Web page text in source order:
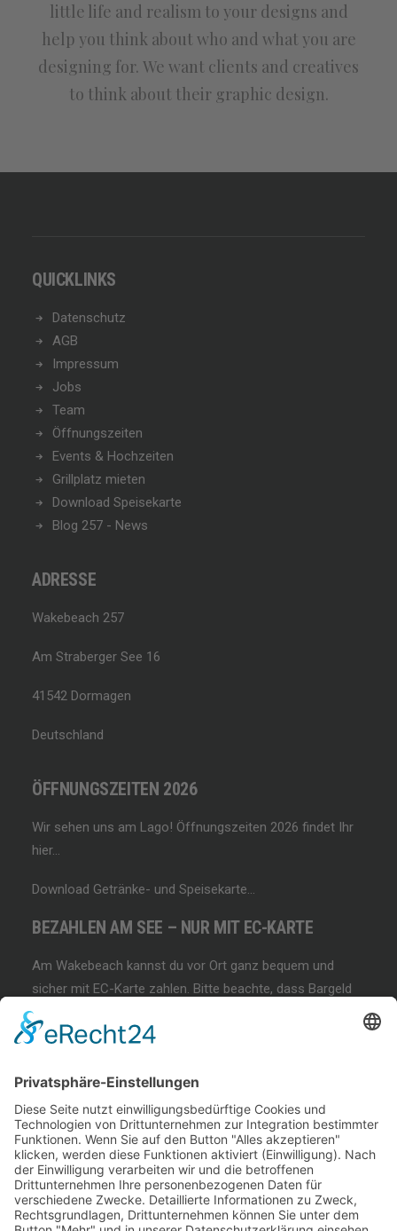
little life and realism to your designs and
help you think about who and what you are
designing for. We want clients and creatives
to think about their graphic design.
QUICKLINKS
Datenschutz
AGB
Impressum
Jobs
Team
Öffnungszeiten
Events & Hochzeiten
Grillplatz mieten
Download Speisekarte
Blog 257 - News
ADRESSE
Wakebeach 257
Am Straberger See 16
41542 Dormagen
Deutschland
ÖFFNUNGSZEITEN 2026
Wir sehen uns am Lago! Öffnungszeiten 2026 findet Ihr
hier…
Download Getränke- und Speisekarte…
BEZAHLEN AM SEE – NUR MIT EC-KARTE
Am Wakebeach kannst du vor Ort ganz bequem und
sicher mit EC-Karte zahlen. Bitte beachte, dass Bargeld
und andere Zahlungsmethoden nicht akzeptiert werden!
Immer wieder samstags, bringen wir Dir das
Wakeboarden bei. Der beste Anfängerkurs weit & breit.
Lest mehr…
COFFEE & WAKE SESSION
Immer wieder sonntags gibt es die chilligste Wakeboard-